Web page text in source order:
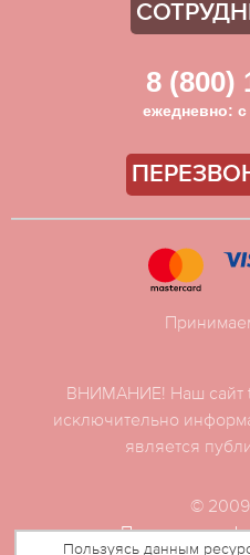
8 (800)
ежедневно: с
ВНИМАНИЕ! Наш сайт
исключительно
является
©
Политика
Пользуясь данным